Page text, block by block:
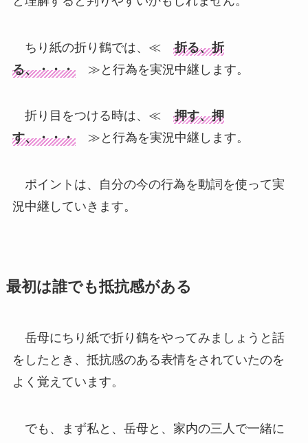
ちり紙の折り鶴では、≪ 折る、折
る、・・・≫と行為を実況中継します。
折り目をつける時は、≪ 押す、押
す、・・・≫と行為を実況中継します。
ポイントは、自分の今の行為を動詞を使って実
況中継していきます。
最初は誰でも抵抗感がある
岳母にちり紙で折り鶴をやってみましょうと話
をしたとき、抵抗感のある表情をされていたのを
よく覚えています。
でも、まず私と、岳母と、家内の三人で一緒に